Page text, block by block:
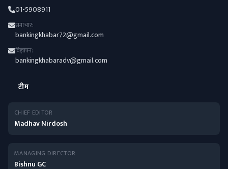
01-5908911
समाचार:
bankingkhabar72@gmail.com
विज्ञापन:
bankingkhabaradv@gmail.com
टीम
CHIEF EDITOR
Madhav Nirdosh
MANAGING DIRECTOR
Bishnu GC